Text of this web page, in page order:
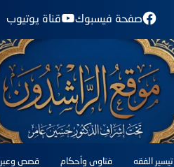
صفحة فيسبوك قناة يوتيوب
تيسير الفقه فتاوى وأحكام قصص وعبر